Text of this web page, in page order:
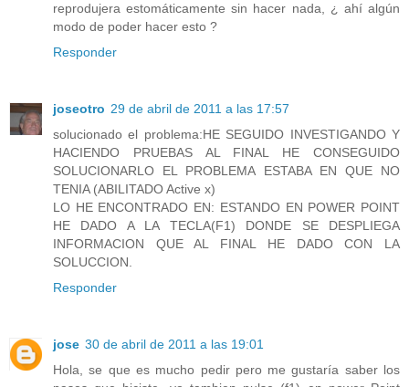
reprodujera estomáticamente sin hacer nada, ¿ ahí algún
modo de poder hacer esto ?
Responder
joseotro 29 de abril de 2011 a las 17:57
solucionado el problema:HE SEGUIDO INVESTIGANDO Y
HACIENDO PRUEBAS AL FINAL HE CONSEGUIDO
SOLUCIONARLO EL PROBLEMA ESTABA EN QUE NO
TENIA (ABILITADO Active x)
LO HE ENCONTRADO EN: ESTANDO EN POWER POINT
HE DADO A LA TECLA(F1) DONDE SE DESPLIEGA
INFORMACION QUE AL FINAL HE DADO CON LA
SOLUCCION.
Responder
jose 30 de abril de 2011 a las 19:01
Hola, se que es mucho pedir pero me gustaría saber los